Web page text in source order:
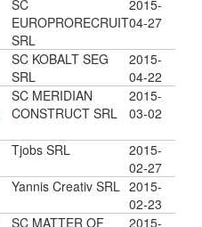
SC
EUROPRORECRUIT
SRL
2015-
04-27
SC KOBALT SEG
SRL
2015-
04-22
SC MERIDIAN
CONSTRUCT SRL
2015-
03-02
Tjobs SRL
2015-
02-27
Yannis Creativ SRL 2015-
02-23
SC MATTER OF
2015-